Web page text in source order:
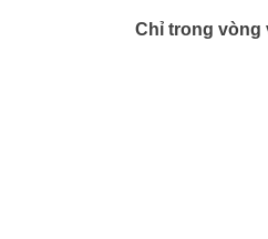
Chỉ trong vòng